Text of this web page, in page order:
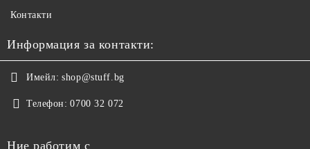
Контакти
Информация за контакти:
Имейл: shop@stuff.bg
Телефон: 0700 32 072
Ние работим с